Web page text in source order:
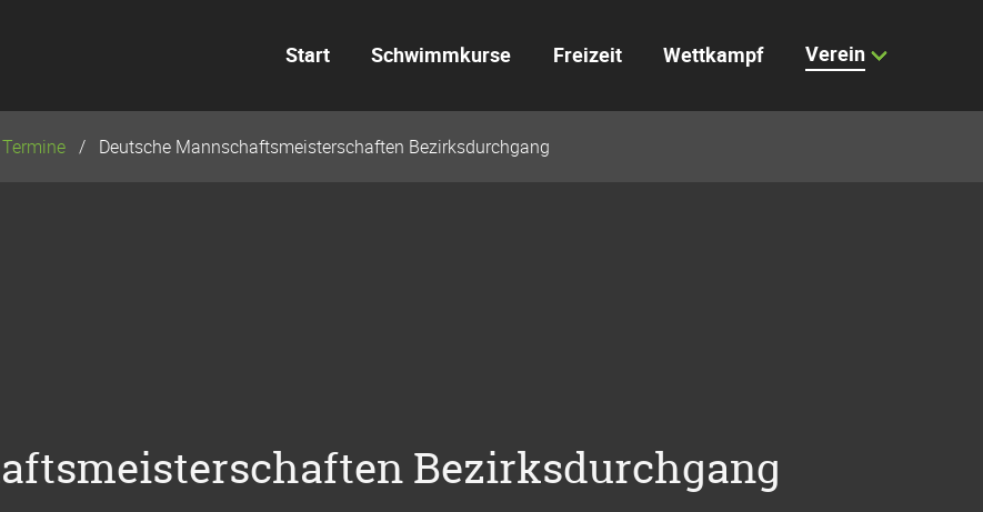
Start Schwimmkurse Freizeit Wettkampf Verein
Termine Deutsche Mannschaftsmeisterschaften Bezirksdurchgang
Bezirksdurchgang